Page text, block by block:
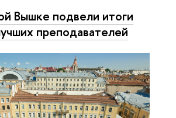
Вышке подвели итоги
преподавателей